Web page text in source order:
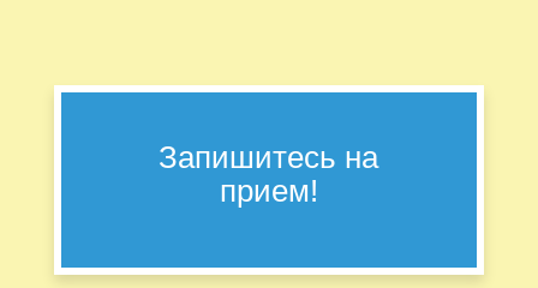
Запишитесь на
прием!